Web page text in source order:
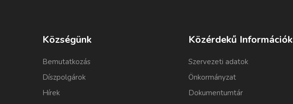
Községünk
Bemutatkozás
Díszpolgárok
Hírek
Közérdekű Információk
Szervezeti adatok
Önkormányzat
Dokumentumtár